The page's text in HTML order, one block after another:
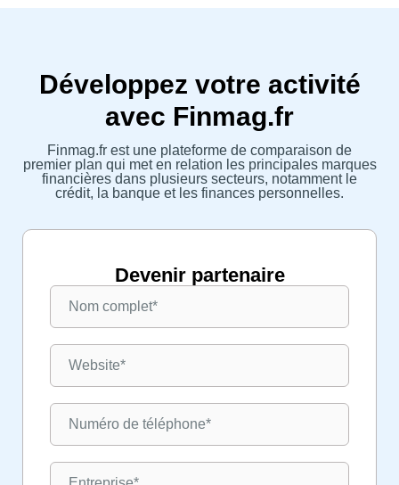
Développez votre activité
avec Finmag.fr
Finmag.fr est une plateforme de comparaison de
premier plan qui met en relation les principales marques
financières dans plusieurs secteurs, notamment le
crédit, la banque et les finances personnelles.
Devenir partenaire